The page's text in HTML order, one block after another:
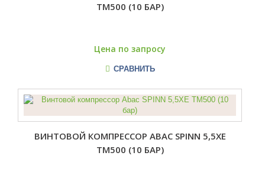
TM500 (10 БАР)
Цена по запросу
СРАВНИТЬ
ВИНТОВОЙ КОМПРЕССОР ABAC SPINN 5,5XE
TM500 (10 БАР)